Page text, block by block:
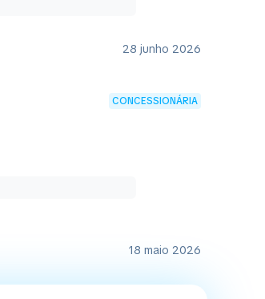
28 junho 2026
CONCESSIONÁRIA
18 maio 2026